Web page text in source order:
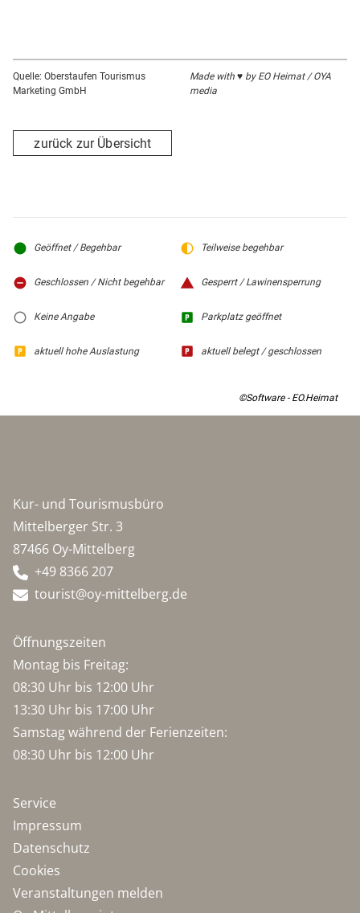
Quelle: Oberstaufen Tourismus
Marketing GmbH
Made with ♥ by EO Heimat / OYA
media
zurück zur Übersicht
Geöffnet / Begehbar Teilweise begehbar
Geschlossen / Nicht begehbar Gesperrt / Lawinensperrung
Keine Angabe Parkplatz geöffnet
aktuell hohe Auslastung aktuell belegt / geschlossen
©Software - EO.Heimat
Kur- und Tourismusbüro
Mittelberger Str. 3
87466 Oy-Mittelberg
+49 8366 207
tourist@oy-mittelberg.de
Öffnungszeiten
Montag bis Freitag:
08:30 Uhr bis 12:00 Uhr
13:30 Uhr bis 17:00 Uhr
Samstag während der Ferienzeiten:
08:30 Uhr bis 12:00 Uhr
Service
Impressum
Datenschutz
Cookies
Veranstaltungen melden